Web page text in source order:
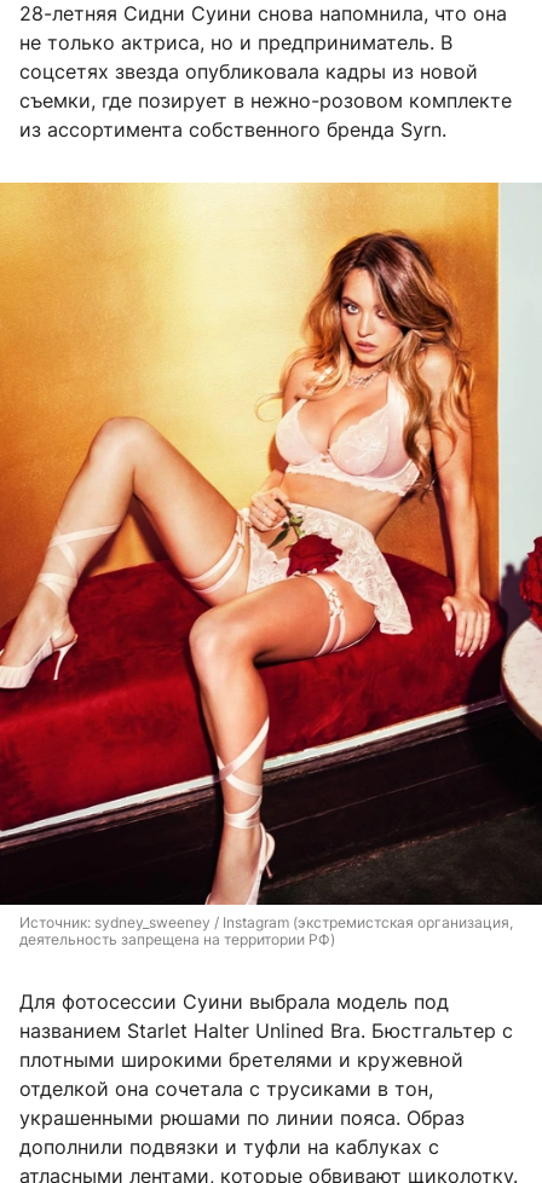
28-летняя Сидни Суини снова напомнила, что она
не только актриса, но и предприниматель. В
соцсетях звезда опубликовала кадры из новой
съемки, где позирует в нежно-розовом комплекте
из ассортимента собственного бренда Syrn.
Источник: sydney_sweeney / Instagram (экстремистская организация,
деятельность запрещена на территории РФ)
Для фотосессии Суини выбрала модель под
названием Starlet Halter Unlined Bra. Бюстгальтер с
плотными широкими бретелями и кружевной
отделкой она сочетала с трусиками в тон,
украшенными рюшами по линии пояса. Образ
дополнили подвязки и туфли на каблуках с
атласными лентами, которые обвивают щиколотку.